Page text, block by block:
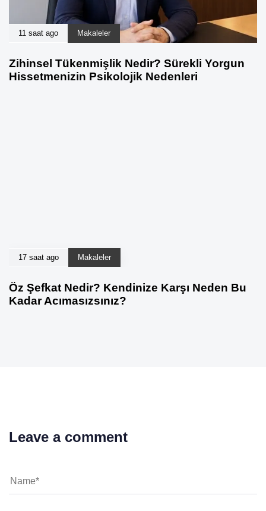
11 saat ago Makaleler
Zihinsel Tükenmişlik Nedir? Sürekli Yorgun
Hissetmenizin Psikolojik Nedenleri
17 saat ago Makaleler
Öz Şefkat Nedir? Kendinize Karşı Neden Bu
Kadar Acımasızsınız?
Leave a comment